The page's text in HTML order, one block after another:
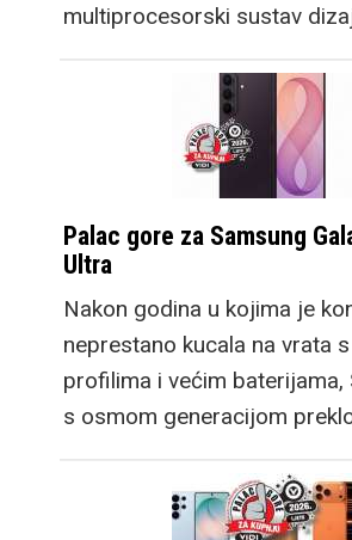
multiprocesorski sustav
Palac gore za Samsung
Ultra
Nakon godina u kojima je
neprestano kucala na vrata
profilima i većim baterijama,
s osmom generacijom